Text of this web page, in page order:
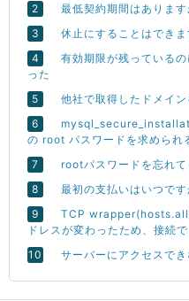
最低契約期間はあります
休止にすることはできま
有効期限が残っている
った
他社で取得したドメイ
の root パスワードを求められ
rootパスワードを忘れて
最初の支払いはいつです
TCP
ドレスが変わったため、接続
サーバーにアクセスで